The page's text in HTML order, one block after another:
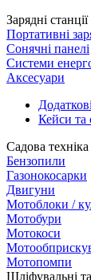
Зарядні
Портативні
Сонячні панелі
Системи
Аксесуари
Кейси та
Садова техніка
Бензопили
Газонокосарки
Двигуни
Мотоблоки /
Мотобури
Мотокоси
Мотопомпи
Шліфувальні